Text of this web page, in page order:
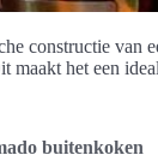
constructie van
het een
buitenkoken